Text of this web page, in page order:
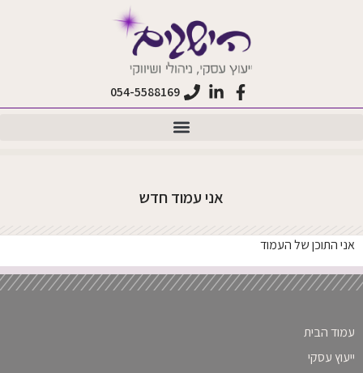
054-5588169
אני עמוד חדש
אני התוכן של העמוד
עמוד הבית
ייעוץ עסקי